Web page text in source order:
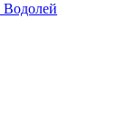
Водолей